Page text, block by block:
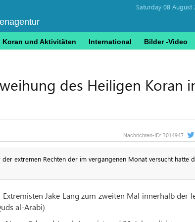
Saturday 08
Koran und Aktivitäten International Bilder -Video
des Heiligen Koran
Nachrichten-ID: 3014947
extremen Rechten der im vergangenen Monat versucht hatte
Jake Lang zum zweiten Mal innerhalb der
al-Arabi)